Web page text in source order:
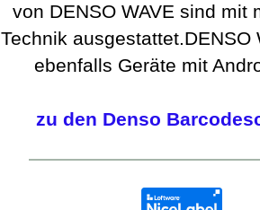
von DENSO WAVE sind mit
Technik ausgestattet.DENSO
ebenfalls Geräte mit
zu den Denso